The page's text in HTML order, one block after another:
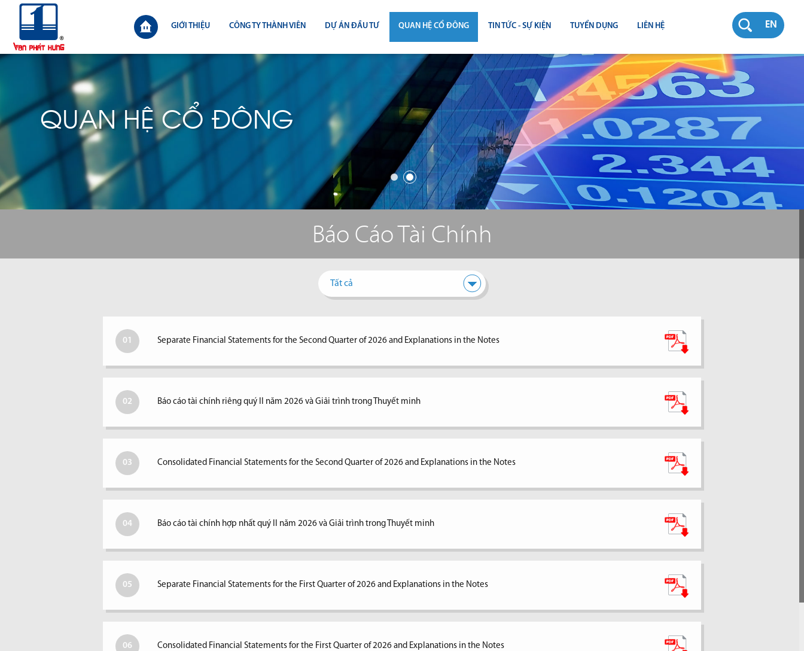
EN
GIỚI THIỆU CÔNG TY THÀNH VIÊN DỰ ÁN ĐẦU TƯ QUAN HỆ CỔ ĐÔNG
CÔNG BỐ THÔNG TIN
ĐẠI HỘI ĐỒNG CỔ ĐÔNG
BÁO CÁO THƯỜNG NIÊN
BÁO CÁO TÀI CHÍNH
BÁO CÁO QUẢN TRỊ CÔNG TY
TIN TỨC - SỰ KIỆN
TIN THỊ TRƯỜNG
TIN DỰ ÁN
TIN CÔNG TY
TUYỂN DỤNG LIÊN HỆ
QUAN HỆ CỔ ĐÔNG
Báo Cáo Tài Chính
Tất cả
01 Separate Financial Statements for the Second Quarter of 2026 and Explanations in the Notes
02 Báo cáo tài chính riêng quý II năm 2026 và Giải trình trong Thuyết minh
03 Consolidated Financial Statements for the Second Quarter of 2026 and Explanations in the Notes
04 Báo cáo tài chính hợp nhất quý II năm 2026 và Giải trình trong Thuyết minh
05 Separate Financial Statements for the First Quarter of 2026 and Explanations in the Notes
06 Consolidated Financial Statements for the First Quarter of 2026 and Explanations in the Notes